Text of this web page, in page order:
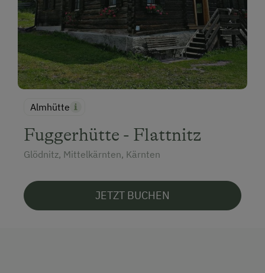
Almhütte
Fuggerhütte - Flattnitz
Glödnitz, Mittelkärnten, Kärnten
JETZT BUCHEN